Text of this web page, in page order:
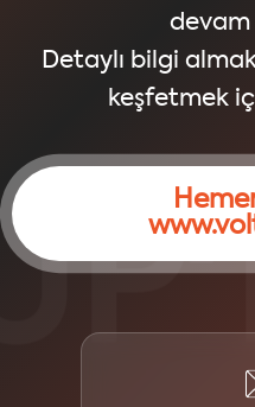
devam
Detaylı bilgi
keşfetmek